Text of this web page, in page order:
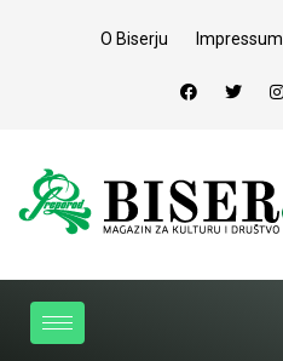
O Biserju Impressum